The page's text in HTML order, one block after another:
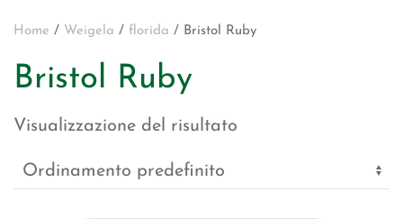
Home / Weigela / florida / Bristol Ruby
Bristol Ruby
Visualizzazione del risultato